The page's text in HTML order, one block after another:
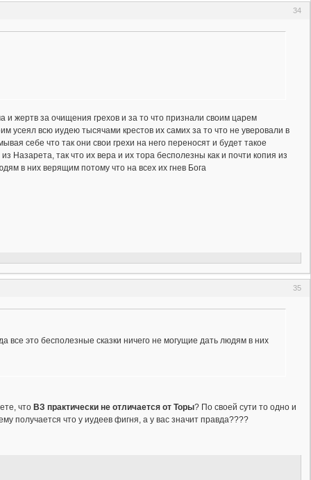
34
жертв за очищения грехов и за то что признали своим царем
усеял всю иудею тысячами крестов их самих за то что не уверовали в
себе что так они свои грехи на него переносят и будет такое
Назарета, так что их вера и их тора бесполезны как и почти копия из
в них верящим потому что на всех их гнев Бога
35
это бесполезные сказки ничего не могущие дать людям в них
что ВЗ практически не отличается от Торы? По своей сути то одно и
получается что у иудеев фигня, а у вас значит правда????